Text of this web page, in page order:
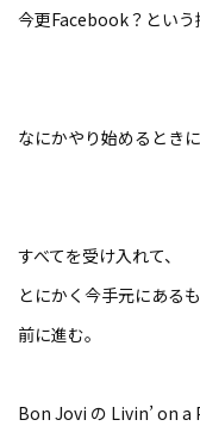
今更Facebook？という
なにかやり始めるとき
すべてを受け入れて、
とにかく今手元にあるも
前に進む。
Bon Jovi の Livin’ on a